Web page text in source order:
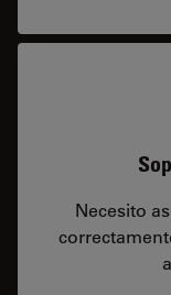
Necesito